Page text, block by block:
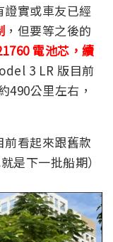
實或車友已經
，但要等之後的
電池芯，續
3 LR 版目前
490公里左右，
看起來跟舊款
是下一批船期）